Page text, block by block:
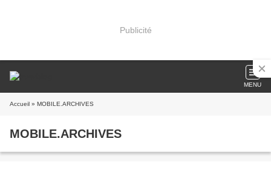
Publicité
MENU
Accueil » MOBILE.ARCHIVES
MOBILE.ARCHIVES